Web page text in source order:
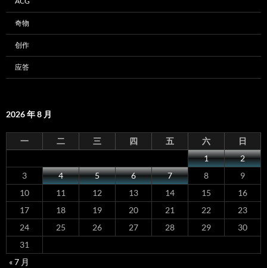
奇物
创作
应答
2026 年 8 月
一 二 三 四 五 六
日
1
2
3
4 5 6 7 8
9
10
11 12 13 14 15
16
17
18 19 20 21 22
23
24
25 26 27 28 29
30
31
« 7 月